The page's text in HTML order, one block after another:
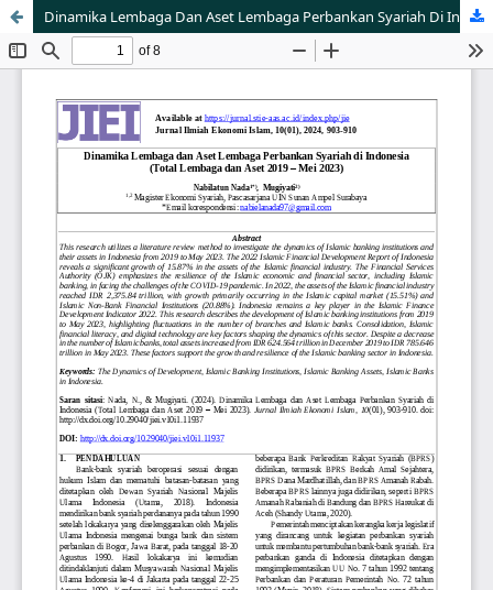
Dinamika Lembaga Dan Aset Lembaga Perbankan Syariah Di Indonesia (Total Lembaga Dan Aset 2019 â€“ Mei 2023)